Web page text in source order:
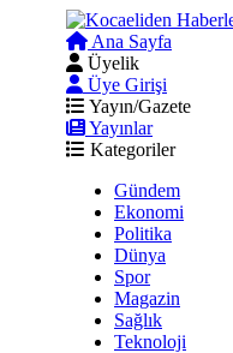
Ana Sayfa
Üyelik
Üye Girişi
Yayın/Gazete
Yayınlar
Kategoriler
Gündem
Ekonomi
Politika
Dünya
Spor
Magazin
Sağlık
Teknoloji